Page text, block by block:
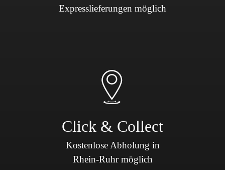
Expresslieferungen möglich
Click & Collect
Kostenlose Abholung in
Rhein-Ruhr möglich